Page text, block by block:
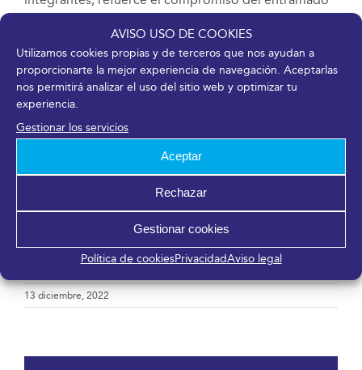
AVISO USO DE COOKIES
Utilizamos cookies propias y de terceros que nos ayudan a
proporcionarte la mejor experiencia de navegación. Aceptarlas
nos permitirá analizar el uso del sitio web y optimizar tu
experiencia.
Gestionar los servicios
Aceptar
Rechazar
Gestionar cookies
Política de cookiesPrivacidadAviso legal
provincia de Málaga. Se trata de entender la gestión
empresarial asumiendo que la competitividad y la
rentabilidad son compatibles con la ética y el
desarrollo de la actividad económica respetando y
dimensión social, económica y ambiental de la
www.fycma.com
DESCARGAR PDF
13 diciembre, 2022